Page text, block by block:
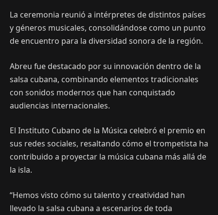
La ceremonia reunió a intérpretes de distintos países
y géneros musicales, consolidándose como un punto
de encuentro para la diversidad sonora de la región.
Abreu fue destacado por su innovación dentro de la
salsa cubana, combinando elementos tradicionales
con sonidos modernos que han conquistado
audiencias internacionales.
El Instituto Cubano de la Música celebró el premio en
sus redes sociales, resaltando cómo el trompetista ha
contribuido a proyectar la música cubana más allá de
la isla.
“Hemos visto cómo su talento y creatividad han
llevado la salsa cubana a escenarios de toda